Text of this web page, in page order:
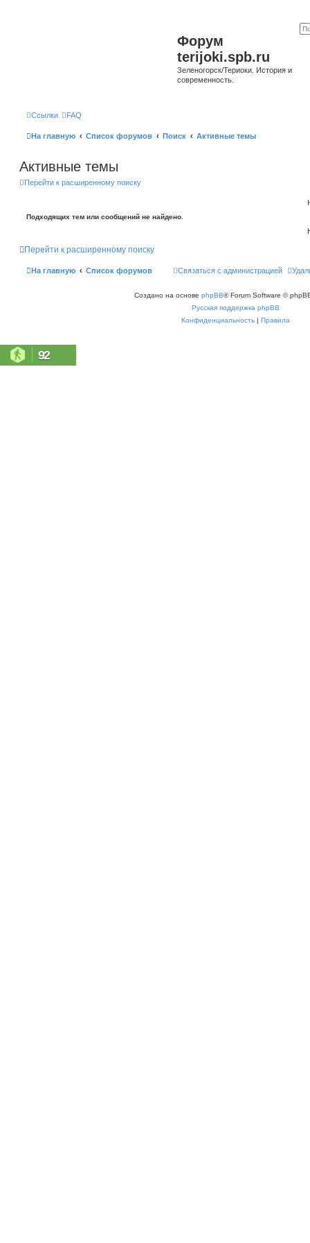
Форум
terijoki.spb.ru
Зеленогорск/Териоки. История и
современность.
Ссылки FAQ
На главную Список форумов Поиск Активные темы
Активные темы
Перейти к расширенному поиску
Подходящих тем или сообщений не найдено.
Перейти к расширенному поиску
На главную Список форумов Связаться с администрацией
Создано на основе phpBB® Forum Software ©
Русская поддержка phpBB
Конфиденциальность | Правила
92